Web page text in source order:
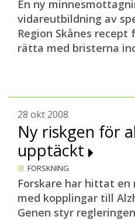
En ny
vidareutbildning av
Region Skånes
rätta med bristerna
28 okt 2008
Ny riskgen för
upptäckt
FORSKNING
Forskare har hittat en
med kopplingar till
Genen styr